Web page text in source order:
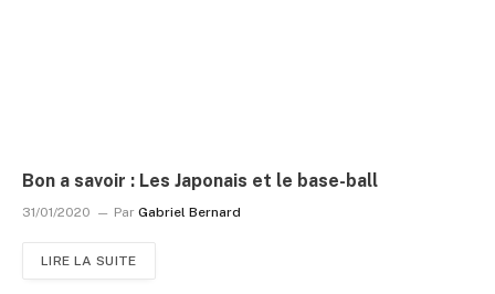
Bon a savoir : Les Japonais et le base-ball
31/01/2020 Par Gabriel Bernard
LIRE LA SUITE